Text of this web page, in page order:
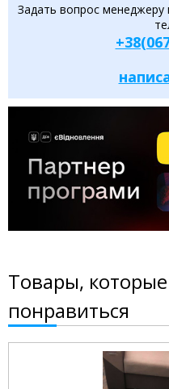
Задать вопрос менеджеру
Товары,
понравиться